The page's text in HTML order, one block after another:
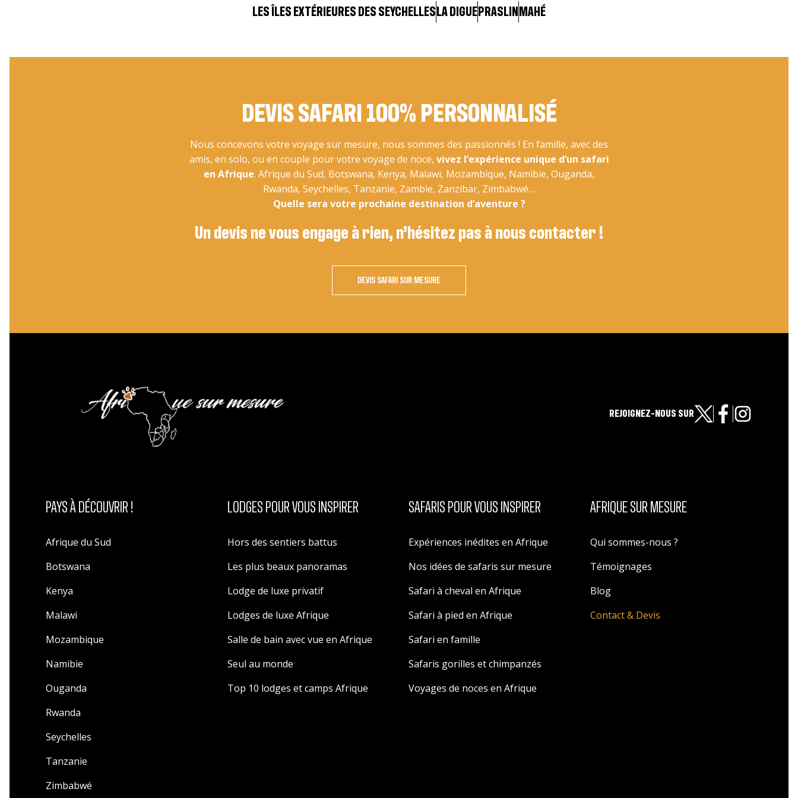
LES ÎLES EXTÉRIEURES DES SEYCHELLES LA DIGUE PRASLIN MAHÉ
DEVIS SAFARI 100% PERSONNALISÉ
Nous concevons votre voyage sur mesure, nous sommes des passionnés ! En famille, avec des
amis, en solo, ou en couple pour votre voyage de noce, vivez l’expérience unique d’un safari
en Afrique. Afrique du Sud, Botswana, Kenya, Malawi, Mozambique, Namibie, Ouganda,
Rwanda, Seychelles, Tanzanie, Zambie, Zanzibar, Zimbabwé…
Quelle sera votre prochaine destination d’aventure ?
Un devis ne vous engage à rien, n’hésitez pas à nous contacter !
DEVIS SAFARI SUR MESURE
REJOIGNEZ-NOUS SUR
PAYS À DÉCOUVRIR !
Afrique du Sud
Botswana
Kenya
Malawi
Mozambique
Namibie
Ouganda
Rwanda
Seychelles
Tanzanie
Zimbabwé
LODGES POUR VOUS INSPIRER
Hors des sentiers battus
Les plus beaux panoramas
Lodge de luxe privatif
Lodges de luxe Afrique
Salle de bain avec vue en Afrique
Seul au monde
Top 10 lodges et camps Afrique
SAFARIS POUR VOUS INSPIRER
Expériences inédites en Afrique
Nos idées de safaris sur mesure
Safari à cheval en Afrique
Safari à pied en Afrique
Safari en famille
Safaris gorilles et chimpanzés
Voyages de noces en Afrique
AFRIQUE SUR MESURE
Qui sommes-nous ?
Témoignages
Blog
Contact & Devis